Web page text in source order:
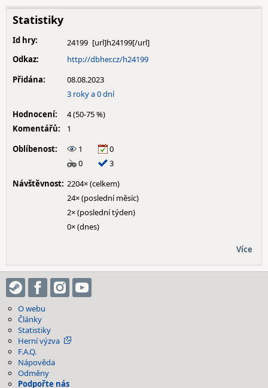
Statistiky
Id hry:
24199
Odkaz:
http://dbher.cz/h24199
Přidána:
08.08.2023
3 roky a 0 dní
Hodnocení:
4 (50-75 %)
Komentářů:
1
Oblíbenost:
1
0
0
3
Návštěvnost: 2204× (celkem)
24× (poslední měsíc)
2× (poslední týden)
0× (dnes)
Více
O webu
Články
Statistiky
Herní výzva
F.A.Q.
Nápověda
Odměny
Podpořte nás